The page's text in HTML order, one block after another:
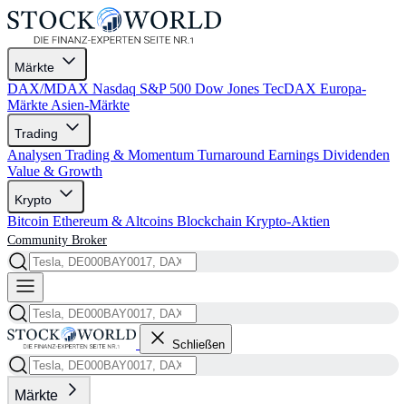
Märkte
DAX/MDAX Nasdaq S&P 500 Dow Jones TecDAX Europa-
Märkte Asien-Märkte
Trading
Analysen Trading & Momentum Turnaround Earnings Dividenden
Value & Growth
Krypto
Bitcoin Ethereum & Altcoins Blockchain Krypto-Aktien
Community Broker
Schließen
Märkte